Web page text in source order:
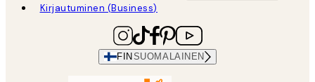
Kirjautuminen (Business)
FIN SUOMALAINEN